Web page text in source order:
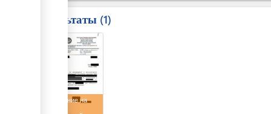
Результаты 1
Разрешение на